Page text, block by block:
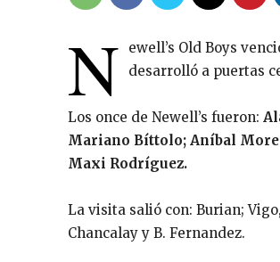
N
ewell’s Old Boys
desarrolló a puertas
Los once de Newell’s fueron:
Mariano Bíttolo; Aníbal
Maxi Rodríguez.
La visita salió con: Burian;
Chancalay y B. Fernandez.